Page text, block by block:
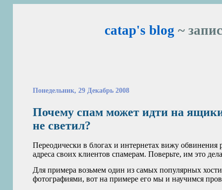
catap's blog ~
Понедельник, 29 Декабрь 2008
Почему спам может идти на
не светил?
Переодически в блогах и интернетах вижу обвинения
адреса своих клиентов спамерам. Поверьте, им это
Для примера возьмем один из самых популярных
фотографиями, вот на примере его мы и научимся